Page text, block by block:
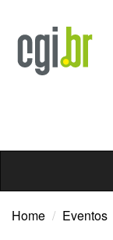
conteúdo
Home Eventos